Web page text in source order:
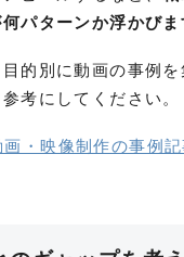
パターンか浮かびま
的別に動画の事例
考にしてください。
画・映像制作の事例記